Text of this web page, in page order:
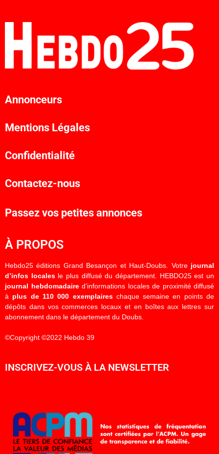
Annonceurs
Mentions Légales
Confidentialité
Contactez-nous
Passez vos petites annonces
À PROPOS
Hebdo25 éditions Grand Besançon et Haut-Doubs. Votre journal
d’infos localesle plus diffusé du département. HEBDO25 est un
journal hebdomadaired’informations locales de proximité diffusé
à plus de 110 000 exemplaireschaque semaine en points de
dépôts dans vos commerces locaux et en boîtes aux lettres sur
abonnement dans le département du Doubs.
©Copyright ©2022 Hebdo 39
INSCRIVEZ-VOUS À LA NEWSLETTER